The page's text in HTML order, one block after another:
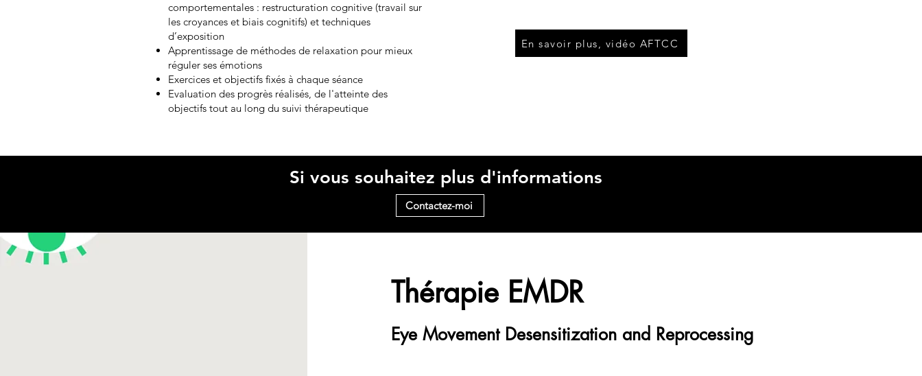
comportementales : restructuration cognitive (travail sur
les croyances et biais cognitifs) et techniques
d’exposition
Apprentissage de méthodes de relaxation pour mieux
réguler ses émotions
Exercices et objectifs fixés à chaque séance
Evaluation des progrès réalisés, de l'atteinte des
objectifs tout au long du suivi thérapeutique
En savoir plus, vidéo AFTCC
Si vous souhaitez plus d'informations
Contactez-moi
Thérapie EMDR
Eye Movement Desensitization and Reprocessing